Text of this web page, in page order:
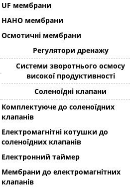
UF мембрани
НАНО мембрани
Осмотичні мембрани
Регулятори дренажу
Системи зворотнього осмосу
високої продуктивності
Соленоїдні клапани
Комплектуюче до соленоїдних
клапанів
Електромагнітні котушки до
соленоїдних клапанів
Електронний таймер
Мембрани до електромагнітних
клапанів